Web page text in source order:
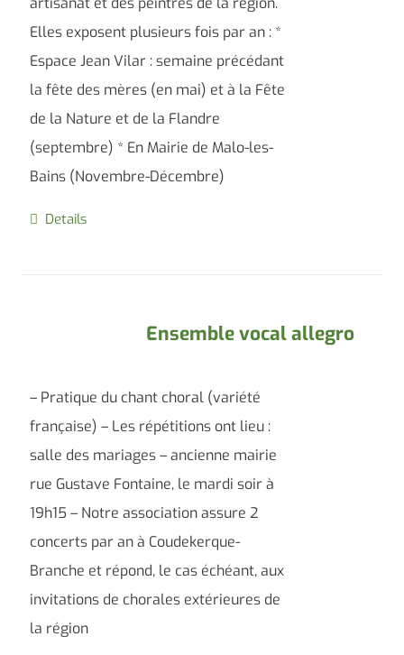
Elles exposent plusieurs fois par an : *
Espace Jean Vilar : semaine précédant
la fête des mères (en mai) et à la Fête
de la Nature et de la Flandre
(septembre) * En Mairie de Malo-les-
Bains (Novembre-Décembre)
Details
Ensemble vocal allegro
– Pratique du chant choral (variété
française) – Les répétitions ont lieu :
salle des mariages – ancienne mairie
rue Gustave Fontaine, le mardi soir à
19h15 – Notre association assure 2
concerts par an à Coudekerque-
Branche et répond, le cas échéant, aux
invitations de chorales extérieures de
la région